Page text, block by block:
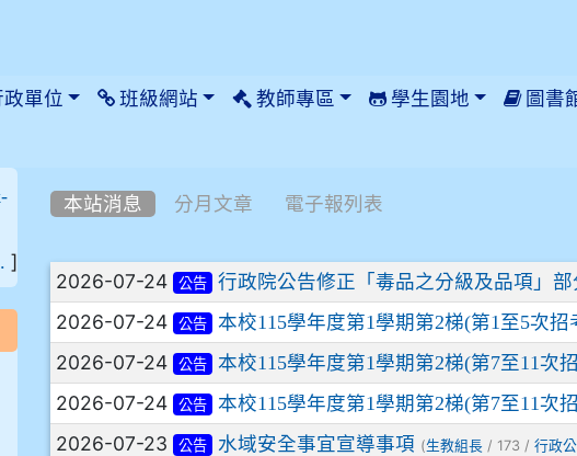
單位 班級網站 教師專區 學生園地 圖書
本站消息 分月文章 電子報列表
文章列表
2026-07-24 公告 行政院公告修正「毒品之分級及品項」
2026-07-24 公告 本校115學年度第1學期第2梯(第1至5次
2026-07-24 公告 本校115學年度第1學期第2梯(第7至11次
2026-07-24 公告 本校115學年度第1學期第2梯(第7至11次
2026-07-23 公告 水域安全事宜宣導事項 (生教組長 / 173 /行政
]